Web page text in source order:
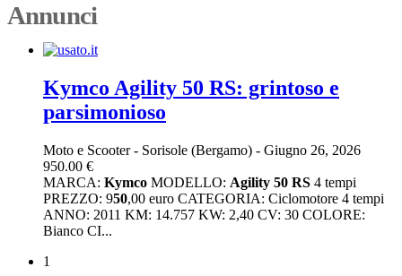
Annunci
Kymco Agility 50 RS: grintoso e
parsimonioso
Moto e Scooter- Sorisole (Bergamo) - Giugno 26, 2026
950.00 €
MARCA: Kymco MODELLO: Agility 50 RS 4 tempi
PREZZO: 950,00 euro CATEGORIA: Ciclomotore 4 tempi
ANNO: 2011 KM: 14.757 KW: 2,40 CV: 30 COLORE:
Bianco CI...
1